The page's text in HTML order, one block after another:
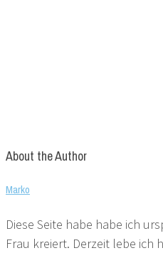
About the Author
Marko
Diese Seite habe habe ich
Frau kreiert. Derzeit lebe ich